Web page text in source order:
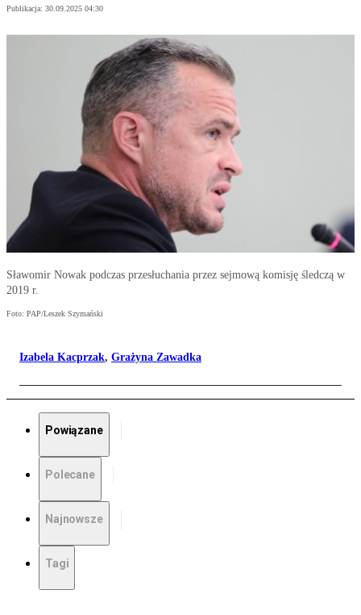
Publikacja: 30.09.2025 04:30
Sławomir Nowak podczas przesłuchania przez sejmową komisję śledczą w
2019 r.
Foto: PAP/Leszek Szymański
Izabela Kacprzak, Grażyna Zawadka
Powiązane
Polecane
Najnowsze
Tagi